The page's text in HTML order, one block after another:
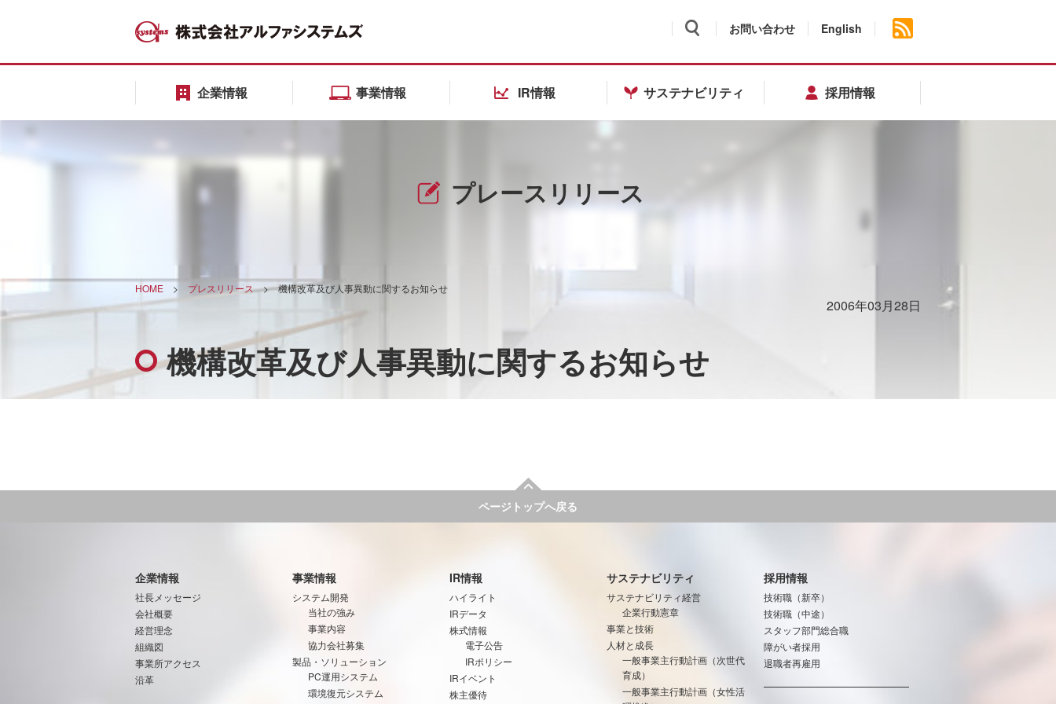
お問い合わせ English
企業情報 事業情報 IR情報 サステナビリティ 採用情報
プレースリリース
HOME > プレスリリース>機構改革及び人事異動に関するお知らせ
2006年03月28日
機構改革及び人事異動に関するお知らせ
ページトップへ戻る
企業情報
社長メッセージ
会社概要
経営理念
組織図
事業所アクセス
沿革
事業情報
システム開発
当社の強み
事業内容
協力会社募集
製品・ソリューション
PC運用システム
環境復元システム
IR情報
ハイライト
IRデータ
株式情報
電子公告
IRポリシー
IRイベント
株主優待
サステナビリティ
サステナビリティ経営
企業行動憲章
事業と技術
人材と成長
一般事業主行動計画（次世代
育成）
一般事業主行動計画（女性活
採用情報
技術職（新卒）
技術職（中途）
スタッフ部門総合職
障がい者採用
退職者再雇用